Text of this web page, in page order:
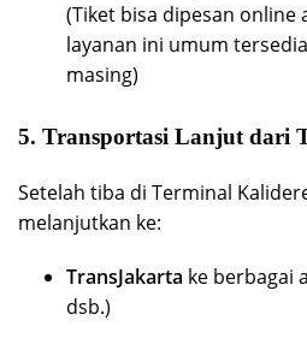
(Tiket bisa dipesan
layanan ini umum
masing)
5. Transportasi Lanjut dari
Setelah tiba di Terminal
melanjutkan ke:
TransJakarta ke berbagai
dsb.)